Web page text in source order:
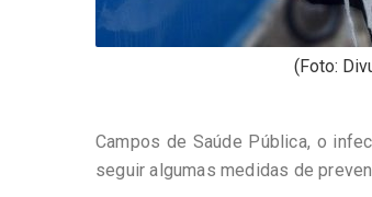
(Foto:
Campos de Saúde Pública, o
seguir algumas medidas de